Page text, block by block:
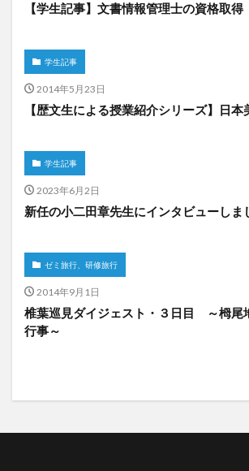
【学生記事】文書情報管理士の資格取得
学生記事
2014年5月23日
【歴文生による授業紹介シリーズ】日本
学生記事
2023年6月2日
新任の小二田章先生にインタビューし
ゼミ旅行、研修旅行
2014年9月1日
椎葉巡見ダイジェスト・３日目 ～栂尾
行事～